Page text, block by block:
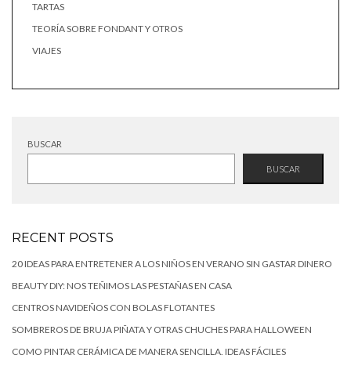
TARTAS
TEORÍA SOBRE FONDANT Y OTROS
VIAJES
BUSCAR
BUSCAR
RECENT POSTS
20 IDEAS PARA ENTRETENER A LOS NIÑOS EN VERANO SIN GASTAR DINERO
BEAUTY DIY: NOS TEÑIMOS LAS PESTAÑAS EN CASA
CENTROS NAVIDEÑOS CON BOLAS FLOTANTES
SOMBREROS DE BRUJA PIÑATA Y OTRAS CHUCHES PARA HALLOWEEN
COMO PINTAR CERÁMICA DE MANERA SENCILLA. IDEAS FÁCILES